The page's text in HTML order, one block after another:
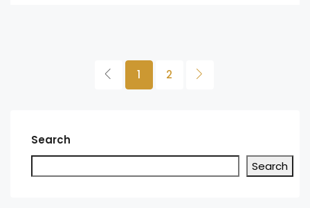
1 2
Search
Search